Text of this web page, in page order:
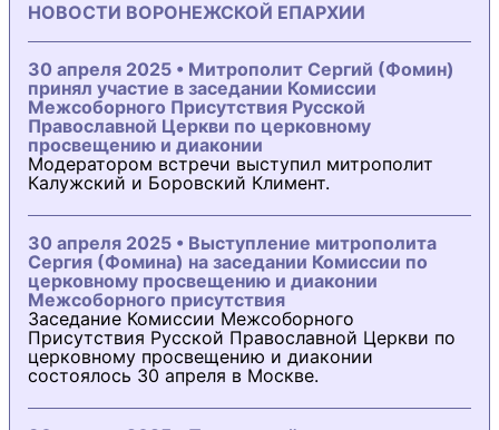
НОВОСТИ ВОРОНЕЖСКОЙ ЕПАРХИИ
30 апреля 2025 • Митрополит Сергий (Фомин)
принял участие в заседании Комиссии
Межсоборного Присутствия Русской
Православной Церкви по церковному
просвещению и диаконии
Модератором встречи выступил митрополит
Калужский и Боровский Климент.
30 апреля 2025 • Выступление митрополита
Сергия (Фомина) на заседании Комиссии по
церковному просвещению и диаконии
Межсоборного присутствия
Заседание Комиссии Межсоборного
Присутствия Русской Православной Церкви по
церковному просвещению и диаконии
состоялось 30 апреля в Москве.